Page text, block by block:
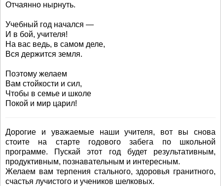
Отчаянно нырнуть.
Учебный год начался —
И в бой, учителя!
На вас ведь, в самом деле,
Вся держится земля.
Поэтому желаем
Вам стойкости и сил,
Чтобы в семье и школе
Покой и мир царил!
Дорогие и уважаемые наши учителя, вот вы снова
стоите на старте годового забега по школьной
программе. Пускай этот год будет результативным,
продуктивным, познавательным и интересным.
Желаем вам терпения стального, здоровья гранитного,
счастья лучистого и учеников шелковых.